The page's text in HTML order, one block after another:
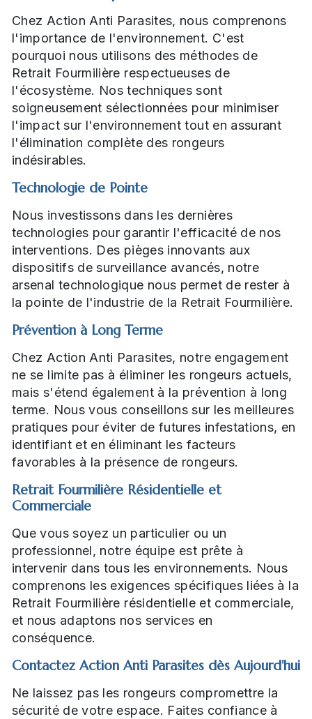
Chez Action Anti Parasites, nous comprenons
l'importance de l'environnement. C'est
pourquoi nous utilisons des méthodes de
Retrait Fourmilière respectueuses de
l'écosystème. Nos techniques sont
soigneusement sélectionnées pour minimiser
l'impact sur l'environnement tout en assurant
l'élimination complète des rongeurs
indésirables.
Technologie de Pointe
Nous investissons dans les dernières
technologies pour garantir l'efficacité de nos
interventions. Des pièges innovants aux
dispositifs de surveillance avancés, notre
arsenal technologique nous permet de rester à
la pointe de l'industrie de la Retrait Fourmilière.
Prévention à Long Terme
Chez Action Anti Parasites, notre engagement
ne se limite pas à éliminer les rongeurs actuels,
mais s'étend également à la prévention à long
terme. Nous vous conseillons sur les meilleures
pratiques pour éviter de futures infestations, en
identifiant et en éliminant les facteurs
favorables à la présence de rongeurs.
Retrait Fourmilière Résidentielle et
Commerciale
Que vous soyez un particulier ou un
professionnel, notre équipe est prête à
intervenir dans tous les environnements. Nous
comprenons les exigences spécifiques liées à la
Retrait Fourmilière résidentielle et commerciale,
et nous adaptons nos services en
conséquence.
Contactez Action Anti Parasites dès Aujourd'hui
Ne laissez pas les rongeurs compromettre la
sécurité de votre espace. Faites confiance à